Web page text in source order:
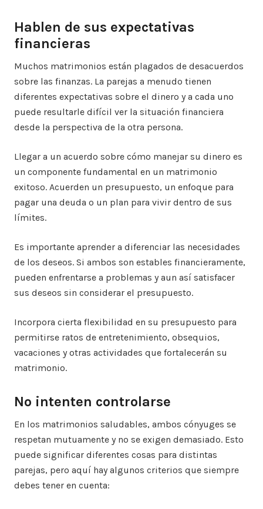
Hablen de sus expectativas
financieras
Muchos matrimonios están plagados de desacuerdos
sobre las finanzas. La parejas a menudo tienen
diferentes expectativas sobre el dinero y a cada uno
puede resultarle difícil ver la situación financiera
desde la perspectiva de la otra persona.
Llegar a un acuerdo sobre cómo manejar su dinero es
un componente fundamental en un matrimonio
exitoso. Acuerden un presupuesto, un enfoque para
pagar una deuda o un plan para vivir dentro de sus
límites.
Es importante aprender a diferenciar las necesidades
de los deseos. Si ambos son estables financieramente,
pueden enfrentarse a problemas y aun así satisfacer
sus deseos sin considerar el presupuesto.
Incorpora cierta flexibilidad en su presupuesto para
permitirse ratos de entretenimiento, obsequios,
vacaciones y otras actividades que fortalecerán su
matrimonio.
No intenten controlarse
En los matrimonios saludables, ambos cónyuges se
respetan mutuamente y no se exigen demasiado. Esto
puede significar diferentes cosas para distintas
parejas, pero aquí hay algunos criterios que siempre
debes tener en cuenta: